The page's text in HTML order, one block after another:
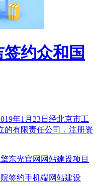
约众和国
年1月23日经北京市工
的有限责任公司，注册资
东光官网网站建设项目
签约手机端网站建设